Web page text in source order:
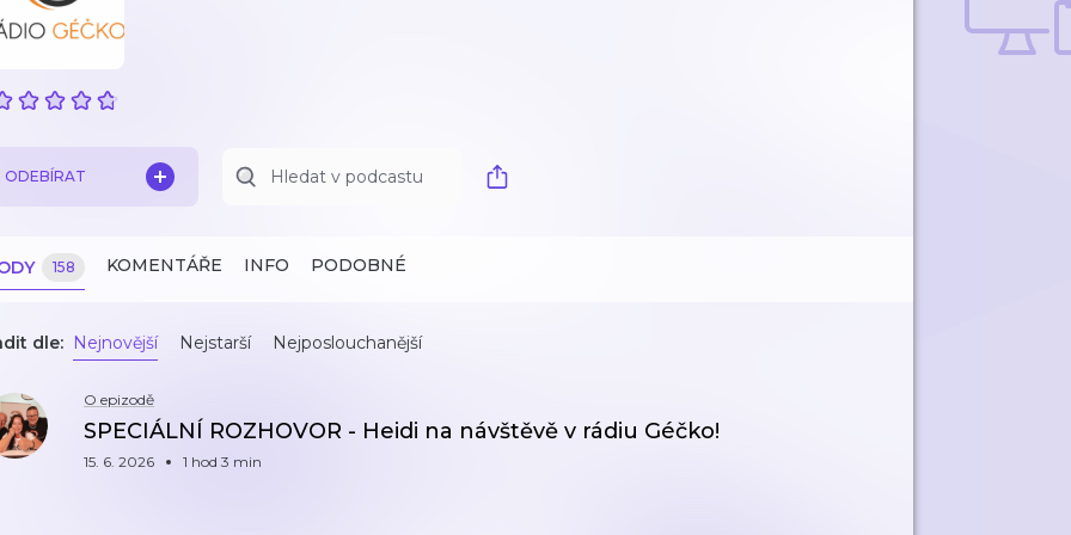
ODEBÍRAT
158 KOMENTÁŘE INFO PODOBNÉ
dle: Nejnovější Nejstarší Nejposlouchanější
O epizodě
SPECIÁLNÍ ROZHOVOR - Heidi na návštěvě v rádiu Géčko!
15. 6. 2026 1 hod 3 min